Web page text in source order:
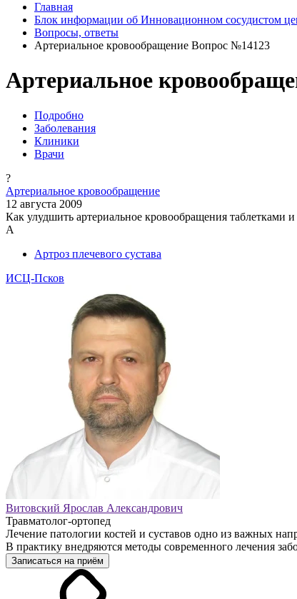
Главная
Блок информации об Инновационном сосудистом
Вопросы, ответы
Артериальное кровообращение Вопрос №14123
Артериальное
Подробно
Заболевания
Клиники
Врачи
?
Артериальное кровообращение
12 августа 2009
Как улудшить артериальное кровообращения таблетками
А
Артроз плечевого сустава
ИСЦ-Псков
Витовский Ярослав Александрович
Травматолог-ортопед
Лечение патологии костей и суставов одно из важных
В практику внедряются методы современного лечения
Записаться на приём